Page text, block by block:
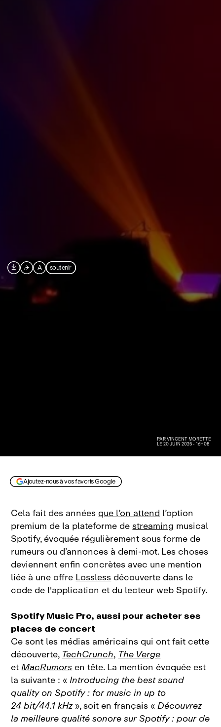
PARVINCENT MORETTE
LE 20 JUIN 2025 - 16H08
 ⮫ A soutenir
Ajoutez-nous à vos favoris Google
Cela fait des annéesque l’on attendl’option
premium de la plateforme destreaming musical
Spotify, évoquée régulièrement sous forme de
rumeurs ou d’annonces à demi‑mot. Les choses
deviennent enfin concrètes avec une mention
liée à une offreLosslessdécouverte dans le
code de l'application et du lecteur web Spotify.
Spotify Music Pro, aussi pour acheter ses
places de concert
Ce sont les médias américains qui ont fait cette
découverte,TechCrunch,The Verge
etMacRumorsen tête. La mention évoquée est
la suivante : «Introducing the best sound
quality on Spotify : for music in up to
24 bit/44.1 kHz», soit en français «Découvrez
la meilleure qualité sonore sur Spotify : pour de